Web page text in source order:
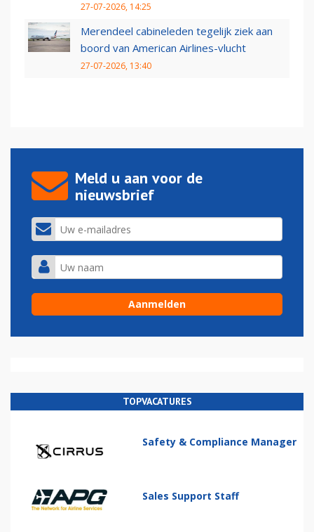
27-07-2026, 14:25
Merendeel cabineleden tegelijk ziek aan
boord van American Airlines-vlucht
27-07-2026, 13:40
Meld u aan voor de
nieuwsbrief
TOPVACATURES
Safety & Compliance Manager
Sales Support Staff